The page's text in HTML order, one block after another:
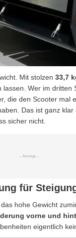
Mit stolzen 33,7
Wer im dritten
die den Scooter mal
Das ist ganz
sicher nicht.
für
hohe Gewicht
vorne und
eigentlich